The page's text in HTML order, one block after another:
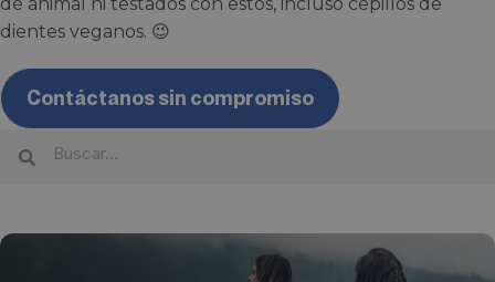
dientes veganos. 😉
Contáctanos sin compromiso